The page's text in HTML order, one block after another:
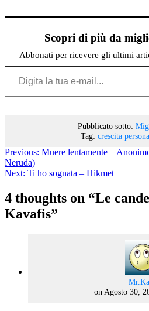
Scopri di più da
Abbonati per ricevere gli ultimi
Digita la tua e-mail...
Pubblicato sotto:
Tag: crescita
Previous: Muere lentamente –
Neruda)
Next: Ti ho sognata – Hikmet
4 thoughts on “Le
Kavafis”
on Agosto 30,